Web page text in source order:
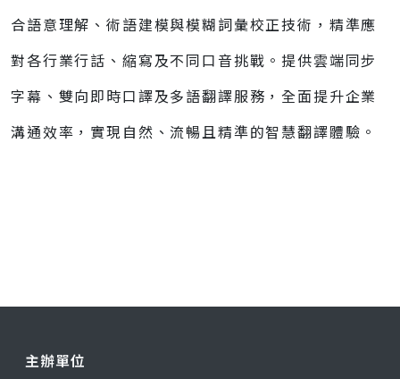
合語意理解、術語建模與模糊詞彙校正技術，精準應
對各行業行話、縮寫及不同口音挑戰。提供雲端同步
字幕、雙向即時口譯及多語翻譯服務，全面提升企業
溝通效率，實現自然、流暢且精準的智慧翻譯體驗。
主辦單位